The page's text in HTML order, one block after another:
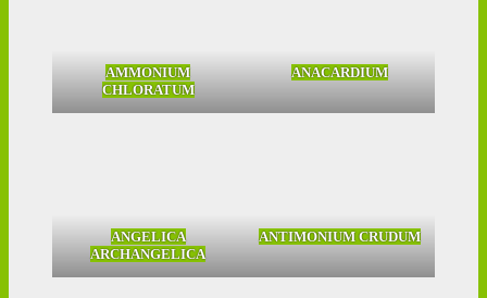
AMMONIUM
CHLORATUM
ANACARDIUM
ANGELICA
ARCHANGELICA
ANTIMONIUM CRUDUM